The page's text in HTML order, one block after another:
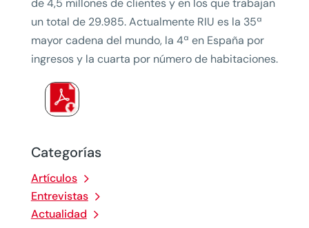
Categorías
Artículos
Entrevistas
Actualidad
de 4,5 millones de clientes y en los que trabajan
un total de 29.985. Actualmente RIU es la 35ª
mayor cadena del mundo, la 4ª en España por
ingresos y la cuarta por número de habitaciones.